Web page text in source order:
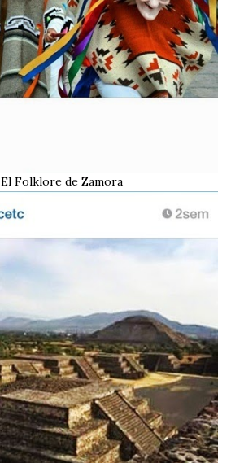
El Folklore de Zamora